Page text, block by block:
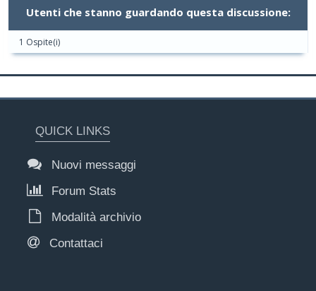
Utenti che stanno guardando questa discussione:
1 Ospite(i)
QUICK LINKS
Nuovi messaggi
Forum Stats
Modalità archivio
Contattaci